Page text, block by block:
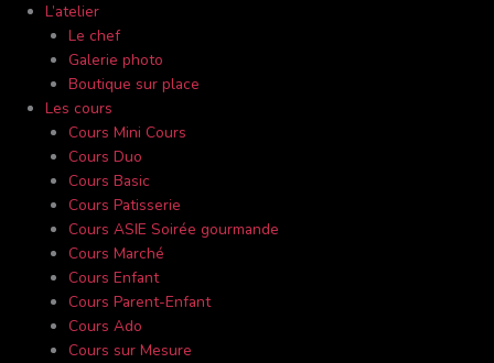
L’atelier
Le chef
Galerie photo
Boutique sur place
Les cours
Cours Mini Cours
Cours Duo
Cours Basic
Cours Patisserie
Cours ASIE Soirée gourmande
Cours Marché
Cours Enfant
Cours Parent-Enfant
Cours Ado
Cours sur Mesure